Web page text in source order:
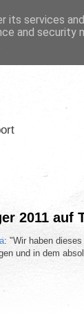
2011 auf
: "Wir haben
und in dem
services
and